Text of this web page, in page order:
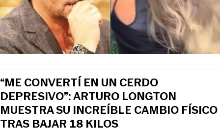
“ME CONVERTÍ EN UN CERDO
DEPRESIVO”: ARTURO LONGTON
MUESTRA SU INCREÍBLE CAMBIO FÍSICO
TRAS BAJAR 18 KILOS